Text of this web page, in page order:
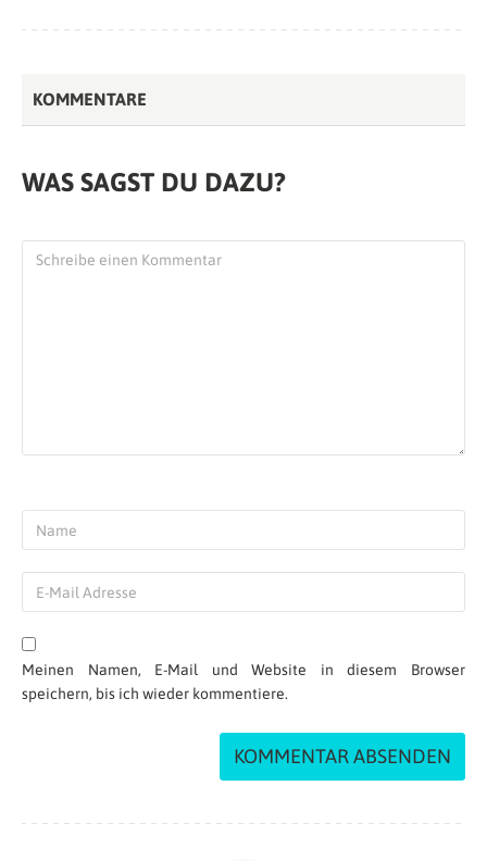
KOMMENTARE
WAS SAGST DU DAZU?
Meinen Namen, E-Mail und Website in diesem Browser
speichern, bis ich wieder kommentiere.